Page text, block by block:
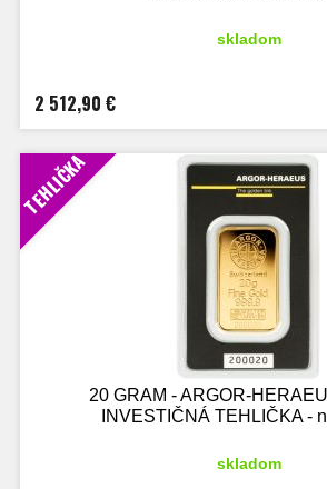
skladom
2 512,90 €
TEHLIČKA
20 GRAM - ARGOR-
INVESTIČNÁ TEHLIČKA -
skladom